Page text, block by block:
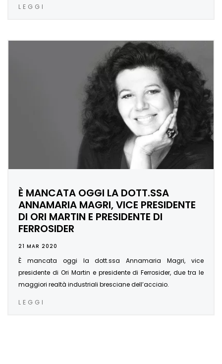
LEGGI
È MANCATA OGGI LA DOTT.SSA
ANNAMARIA MAGRI, VICE PRESIDENTE
DI ORI MARTIN E PRESIDENTE DI
FERROSIDER
21 MAR 2020
È mancata oggi la dott.ssa Annamaria Magri, vice
presidente di Ori Martin e presidente di Ferrosider, due tra le
maggiori realtà industriali bresciane dell’acciaio.
LEGGI